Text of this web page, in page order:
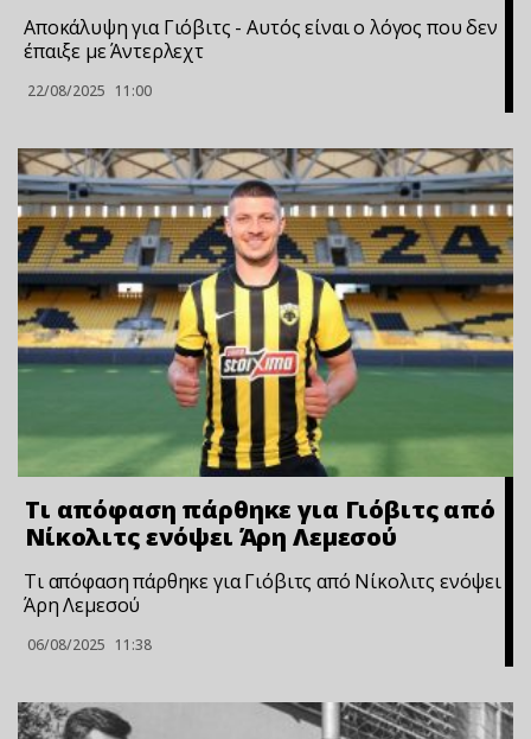
Aποκάλυψη για Γιόβιτς - Αυτός είναι ο λόγος που δεν
έπαιξε με Άντερλεχτ
22/08/2025 11:00
Τι απόφαση πάρθηκε για Γιόβιτς από
Νίκολιτς ενόψει Άρη Λεμεσού
Τι απόφαση πάρθηκε για Γιόβιτς από Νίκολιτς ενόψει
Άρη Λεμεσού
06/08/2025 11:38